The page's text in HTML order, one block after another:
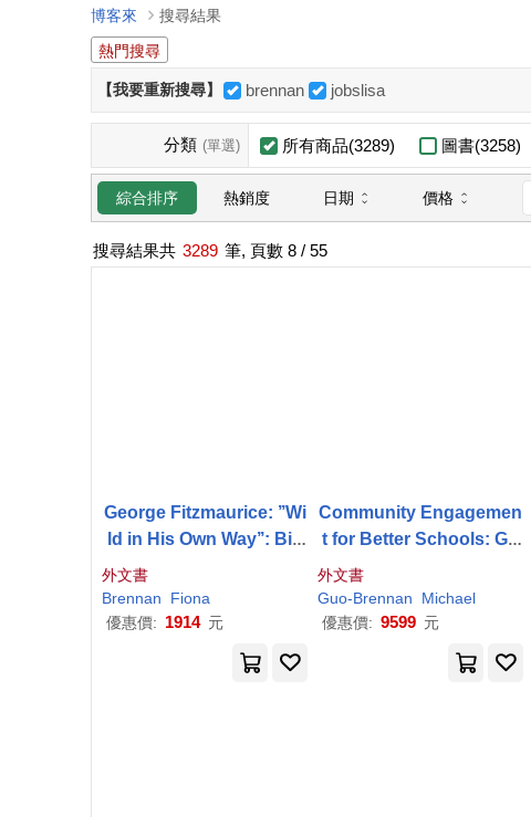
博客來
搜尋結果
熱門搜尋
【我要重新搜尋】 brennan jobslisa
分類 (單選) 所有商品(3289) 圖書(3258)
綜合排序 熱銷度 日期 價格
搜尋結果共 3289 筆, 頁數 8 / 55
George Fitzmaurice: ’’Wi
ld in His Own Way’’: Bio
graphy of an Abbey Pla
ywright
外文書
Brennan
Fiona
優惠價: 1914 元
Community Engagemen
t for Better Schools: Gu
aranteeing Accountabilit
y, Representativeness a
nd Equality
外文書
Guo-Brennan
Michael
優惠價: 9599 元